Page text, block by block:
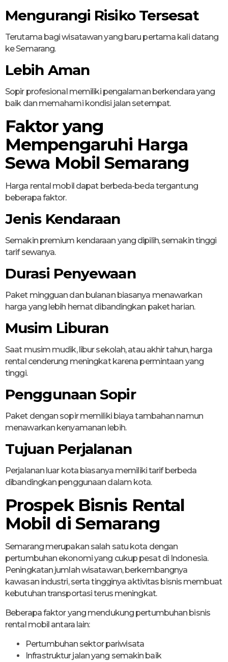
Mengurangi Risiko Tersesat
Terutama bagi wisatawan yang baru pertama kali datang
ke Semarang.
Lebih Aman
Sopir profesional memiliki pengalaman berkendara yang
baik dan memahami kondisi jalan setempat.
Faktor yang
Mempengaruhi Harga
Sewa Mobil Semarang
Harga rental mobil dapat berbeda-beda tergantung
beberapa faktor.
Jenis Kendaraan
Semakin premium kendaraan yang dipilih, semakin tinggi
tarif sewanya.
Durasi Penyewaan
Paket mingguan dan bulanan biasanya menawarkan
harga yang lebih hemat dibandingkan paket harian.
Musim Liburan
Saat musim mudik, libur sekolah, atau akhir tahun, harga
rental cenderung meningkat karena permintaan yang
tinggi.
Penggunaan Sopir
Paket dengan sopir memiliki biaya tambahan namun
menawarkan kenyamanan lebih.
Tujuan Perjalanan
Perjalanan luar kota biasanya memiliki tarif berbeda
dibandingkan penggunaan dalam kota.
Prospek Bisnis Rental
Mobil di Semarang
Semarang merupakan salah satu kota dengan
pertumbuhan ekonomi yang cukup pesat di Indonesia.
Peningkatan jumlah wisatawan, berkembangnya
kawasan industri, serta tingginya aktivitas bisnis membuat
kebutuhan transportasi terus meningkat.
Beberapa faktor yang mendukung pertumbuhan bisnis
rental mobil antara lain:
Pertumbuhan sektor pariwisata
Infrastruktur jalan yang semakin baik